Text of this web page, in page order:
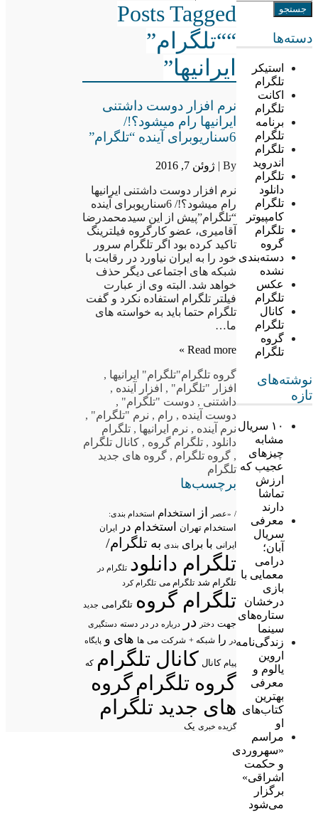
دسته‌ها
استیکر
تلگرام
اکانت
تلگرام
برنامه
تلگرام
تلگرام
اندروید
تلگرام
دانلود
تلگرام
کامپیوتر
تلگرام
گروه
دسته‌بندی
نشده
عکس
تلگرام
کانال
تلگرام
گروه
تلگرام
نوشته‌های
تازه
۱۰ سریال
مشابه
چیزهای
عجیب که
ارزش
تماشا
دارند
معرفی
سریال
آبان؛
درامی
معمایی با
بازی
درخشان
ستاره‌های
سینما
زندگی‌نامه
اروین
یالوم و
معرفی
بهترین
کتاب‌های
او
مراسم
«سهروردی
و حکمت
اشراقی»
برگزار
می‌شود
Posts Tagged
““تلگرام”
ایرانیها”
نرم افزار دوست داشتنی
ایرانیها رام میشود؟!/
6سناریوبرای آینده “تلگرام”
By | ژوئن 7, 2016
نرم افزار دوست داشتنی ایرانیها
رام میشود؟!/ 6سناریوبرای آینده
“تلگرام”پیش از این سیدمحمدرضا
آقامیری، عضو کارگروه فیلترینگ
تاکید کرده بود اگر تلگرام سرور
خود را به ایران نیاورد در رقابت با
شبکه های اجتماعی دیگر حذف
خواهد شد. البته وی از عبارت
فیلتر تلگرام استفاده نکرد و گفت
تلگرام حتما باید به خواسته های
ما…
Read more »
گروه تلگرام"تلگرام" ایرانیها ,
افزار "تلگرام" , افزار آینده ,
داشتنی , دوست "تلگرام" ,
دوست آینده , رام , نرم "تلگرام" ,
نرم آینده , نرم ایرانیها , تلگرام
دانلود , تلگرام گروه , کانال تلگرام
, گروه تلگرام , گروه های جدید
تلگرام
برچسب‌ها
/ «عصر از استخدام استخدام بندی:
استخدام تهران استخدام در ایران
ایرانی با برای بندی به تلگرام/
تلگرام دانلود تلگرام در
تلگرام شد تلگرام می تلگرام کرد
تلگرام گروه تلگرامی جدید
جهت دختر در درباره در در دسته دستگیری
در
را شبکه + شرکت می ها های و پایگاه
پیام کانال کانال تلگرام که
گروه تلگرامگروه
های جدید تلگرام
گزیده خبری یک